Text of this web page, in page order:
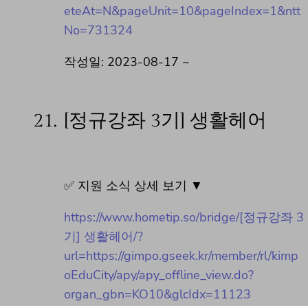
eteAt=N&pageUnit=10&pageIndex=1&ntt
No=731324
작성일: 2023-08-17 ~
21. [정규강좌 3기] 생활헤어
✅ 지원 소식 상세 보기 ▼
https://www.hometip.so/bridge/[정규강좌 3
기] 생활헤어/?
url=https://gimpo.gseek.kr/member/rl/kimp
oEduCity/apy/apy_offline_view.do?
organ_gbn=KO10&glcIdx=11123